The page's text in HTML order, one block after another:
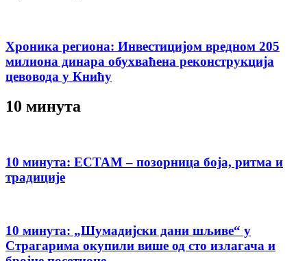
Хроника региона: Инвестицијом вредном 205
милиона динара обухваћена реконструкција
цевовода у Книћу
10 минута
10 минута: ЕСТАМ – позорница боја, ритма и
традиције
10 минута: „Шумадијски дани шљиве“ у
Страгарима окупили више од сто излагача и